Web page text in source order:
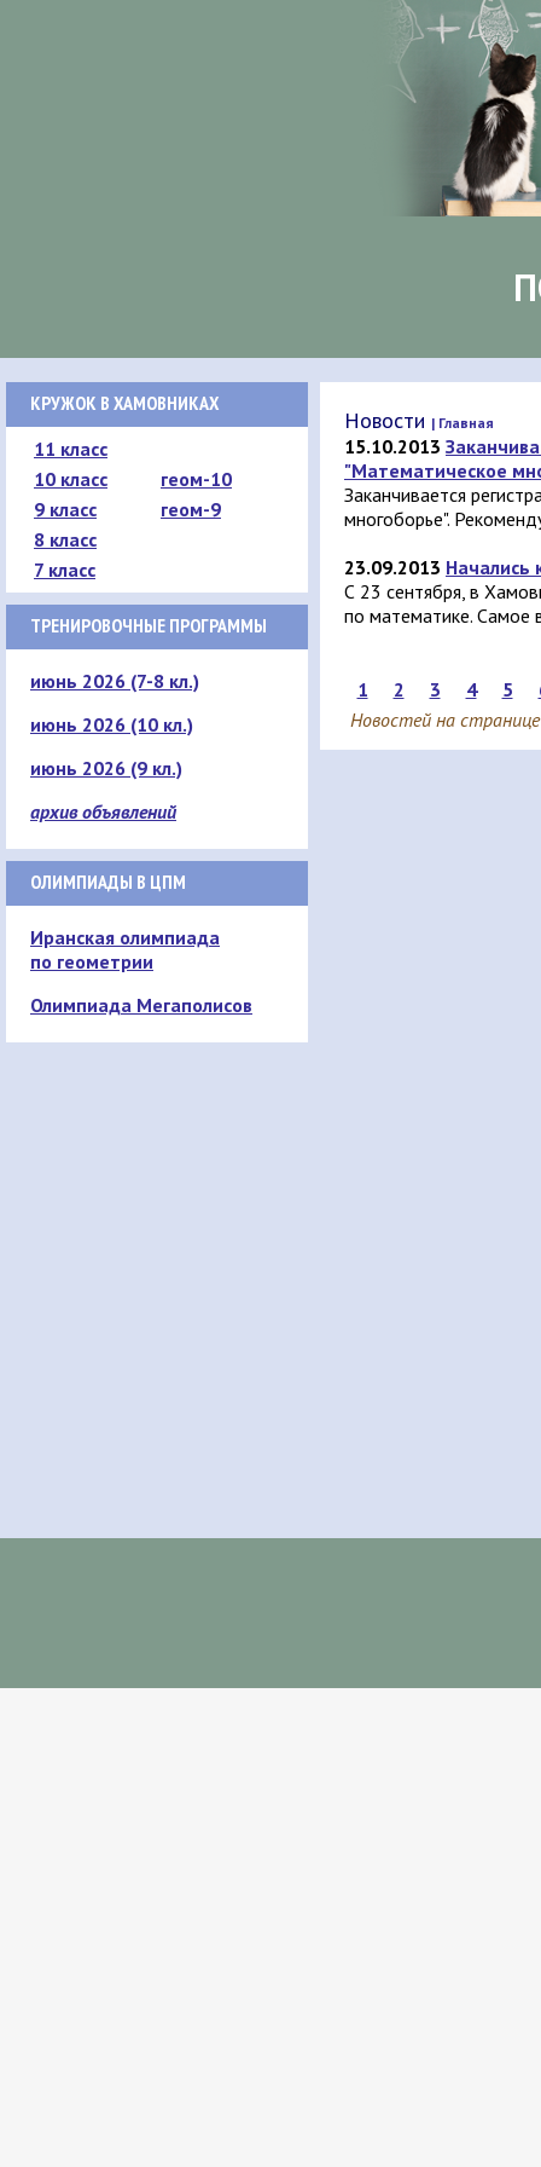
КРУЖОК В ХАМОВНИКАХ
11 класс
10 класс
геом-10
9 класс
геом-9
8 класс
7 класс
ТРЕНИРОВОЧНЫЕ ПРОГРАММЫ
июнь 2026 (7-8 кл.)
июнь 2026 (10 кл.)
июнь 2026 (9 кл.)
архив объявлений
ОЛИМПИАДЫ В ЦПМ
Иранская олимпиада
по геометрии
Олимпиада Мегаполисов
Новости | Главная
15.10.2013
"Математическое
Заканчивается
многоборье".
23.09.2013 Начались
С 23 сентября, в
по математике. Самое
1 2 3 4 5
Новостей на странице